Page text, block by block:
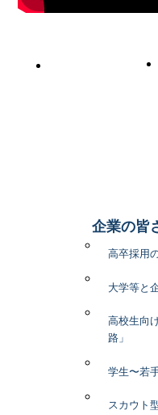
企業の皆
高卒採用
大学等と
高校生向
路」
学生〜若
スカウト